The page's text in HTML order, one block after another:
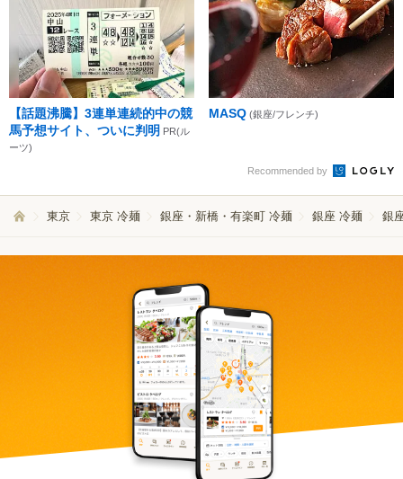
【話題沸騰】3連単連続的中の競
馬予想サイト、ついに判明 PR(ル
ーツ)
MASQ (銀座/フレンチ)
Recommended by
東京 東京 冷麺 銀座・新橋・有楽町 冷麺 銀座 冷麺 銀